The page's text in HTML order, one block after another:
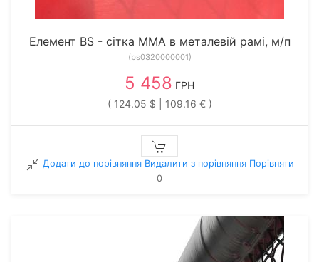
Елемент BS - сітка ММА в металевій рамі, м/п
(bs0320000001)
5 458 ГРН
( 124.05 $ | 109.16 € )
Додати до порівняння Видалити з порiвняння Порівняти
0